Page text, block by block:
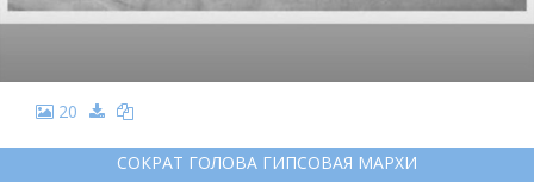
20
СОКРАТ ГОЛОВА ГИПСОВАЯ МАРХИ